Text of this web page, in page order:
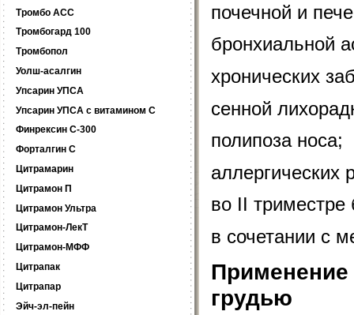
Тромбо АСС
Тромбогард 100
Тромбопол
Уолш-асалгин
Упсарин УПСА
Упсарин УПСА с витамином C
Финрексин С-300
Форталгин C
Цитрамарин
Цитрамон П
Цитрамон Ультра
Цитрамон-ЛекТ
Цитрамон-МФФ
Цитрапак
Цитрапар
Эйч-эл-пейн
почечной и
бронхиальной
хронических
сенной
полипоза носа;
аллергических
во II триместре
в сочетании с
Применение
грудью